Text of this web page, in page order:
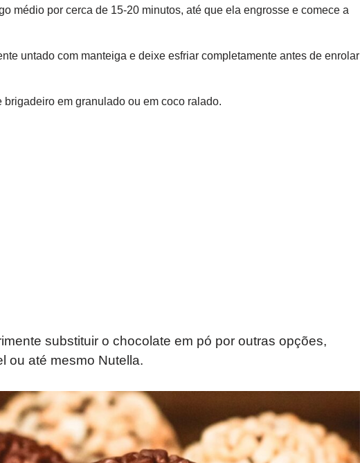
médio por cerca de 15-20 minutos, até que ela engrosse e comece a
untado com manteiga e deixe esfriar completamente antes de enrolar
em granulado ou em coco ralado.
substituir o chocolate em pó por outras opções,
ou até mesmo Nutella.